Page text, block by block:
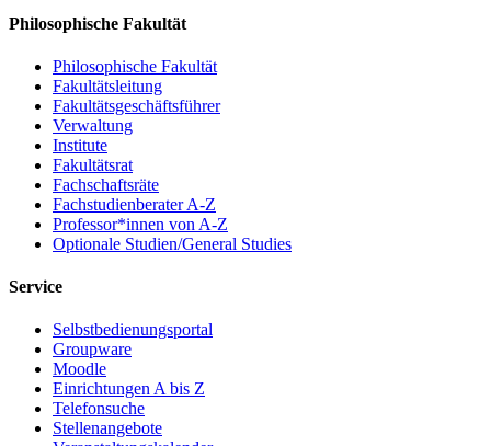
Philosophische Fakultät
Philosophische Fakultät
Fakultätsleitung
Fakultätsgeschäftsführer
Verwaltung
Institute
Fakultätsrat
Fachschaftsräte
Fachstudienberater A-Z
Professor*innen von A-Z
Optionale Studien/General Studies
Service
Selbstbedienungsportal
Groupware
Moodle
Einrichtungen A bis Z
Telefonsuche
Stellenangebote